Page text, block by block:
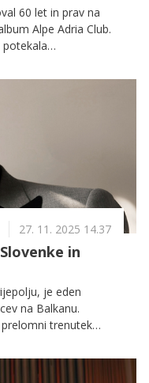
60 let in prav na
Alpe Adria Club.
ustvarjalne
le nekdo, ki
zgodb. Magnifico
kot bi nas
27. 11. 2025 14.37
in
je eden
na Balkanu.
trenutek
sta ga hitro
publike.